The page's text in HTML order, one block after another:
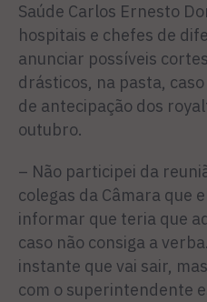
Saúde Carlos Ernesto
hospitais e chefes de
anunciar possíveis
drásticos, na pasta,
de antecipação dos
outubro.
– Não participei da
colegas da Câma­ra que
informar que teria que
caso não consiga a
instante que vai sair,
com o superintendente